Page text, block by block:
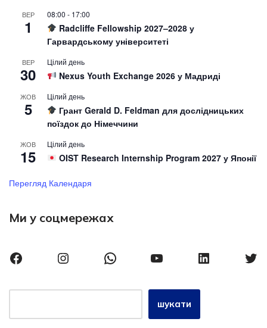
ВЕР
1
08:00 - 17:00
Radcliffe Fellowship 2027–2028 у
Гарвардському університеті
ВЕР
30
Цілий день
Nexus Youth Exchange 2026 у Мадриді
ЖОВ
5
Цілий день
Грант Gerald D. Feldman для дослідницьких
поїздок до Німеччини
ЖОВ
15
Цілий день
OIST Research Internship Program 2027 у Японії
Перегляд Календаря
Ми у соцмережах
шукати